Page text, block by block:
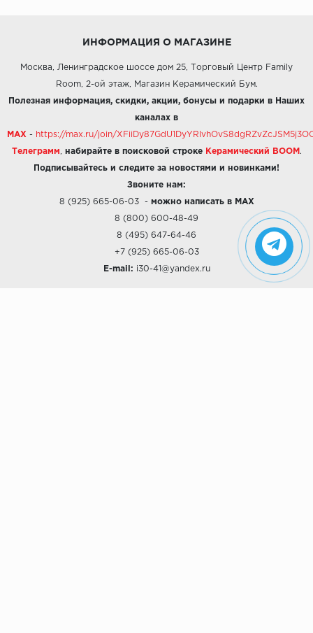
ИНФОРМАЦИЯ О МАГАЗИНЕ
Москва, Ленинградское шоссе дом 25, Торговый Центр Family
Room, 2-ой этаж, Магазин Керамический Бум.
Полезная информация, скидки, акции, бонусы и подарки в Наших
каналах в
MAX - https://max.ru/join/
Телеграмм набирайте в поисковой строке Керамический BOOM .
Подписывайтесь и следите за новостями и новинками!
Звоните нам:
8 (925) 665-06-03- можно написать в MAX
8 (800) 600-48-49
8 (495) 647-64-46
+7 (925) 665-06-03
E-mail: i30-41@yandex.ru